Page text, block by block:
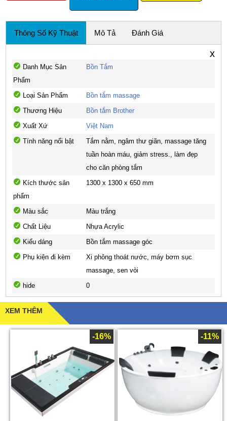
Thông Số Kỹ Thuật Mô Tả Đánh Giá
x
Danh Mục Sản
Phẩm
Bồn Tắm
Loại Sản Phẩm
Bồn tắm massage
Thương Hiệu
Bồn tắm Brother
Xuất Xứ
Việt Nam
Tính năng nổi bật
Tắm nằm, ngâm thư giãn, massage tăng
tuần hoàn máu, giảm stress., làm đẹp
cho căn phòng tắm
Kích thước sản
phẩm
1300 x 1300 x 650 mm
Màu sắc
Màu trắng
Chất Liệu
Nhựa Acrylic
Kiểu dáng
Bồn tắm massage góc
Phụ kiện đi kèm
Xi phông thoát nước, máy bơm sục
massage, sen vòi
hide
0
XEM THÊM
-16% -11%